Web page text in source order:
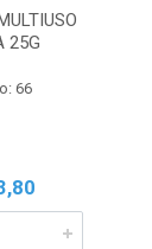
25G
66